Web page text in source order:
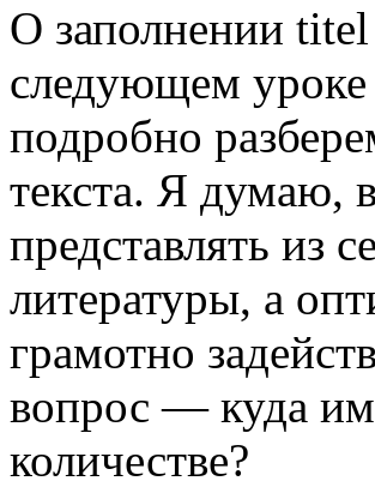
О заполнении titel
следующем уроке
подробно
текста. Я думаю,
представлять из
литературы, а
грамотно
вопрос — куда
количестве?